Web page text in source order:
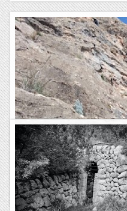
Fissura Oblicua a la Font
De tota la vida aquesta era la
que l'Esperó del Vent era la
la sensació de que es repetia més...
Bloc Empotrat